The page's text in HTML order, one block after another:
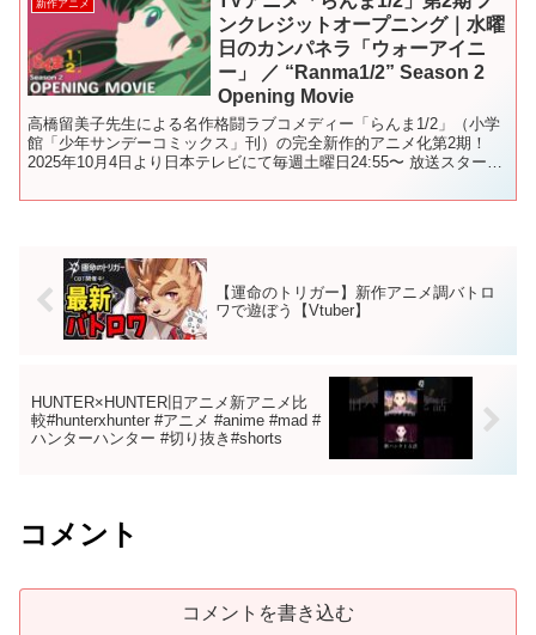
新作アニメ
ンクレジットオープニング｜水曜
日のカンパネラ「ウォーアイニ
ー」 ／ “Ranma1/2” Season 2
Opening Movie
高橋留美子先生による名作格闘ラブコメディー「らんま1/2」（小学
館「少年サンデーコミックス」刊）の完全新作的アニメ化第2期！
2025年10月4日より日本テレビにて毎週土曜日24:55〜 放送スター
【運命のトリガー】新作アニメ調バトロ
ワで遊ぼう【Vtuber】
HUNTER×HUNTER旧アニメ新アニメ比
較#hunterxhunter #アニメ #anime #mad #
ハンターハンター #切り抜き#shorts
コメント
コメントを書き込む